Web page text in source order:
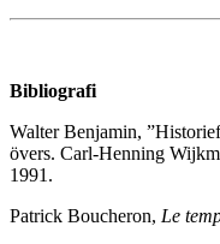
Bibliografi
Walter Benjamin,
övers. Carl-Henning
1991.
Patrick Boucheron, Le